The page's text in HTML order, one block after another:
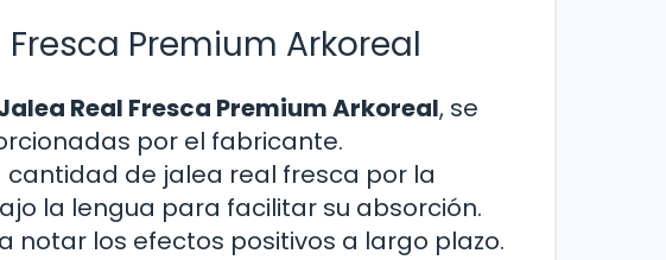
Premium Arkoreal
Real Fresca Premium Arkoreal, se
por el fabricante.
de jalea real fresca por la
la lengua para facilitar su absorción.
notar los efectos positivos a largo plazo.